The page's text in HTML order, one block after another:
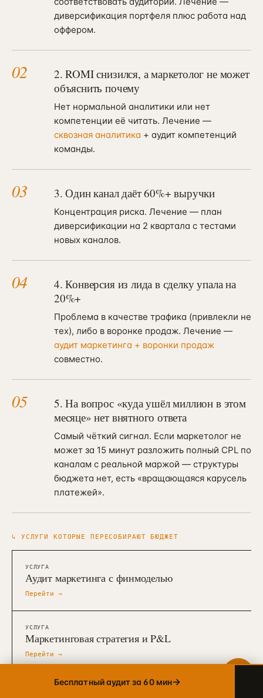
диверсификация портфеля плюс работа над
оффером.
02
2. ROMI снизился, а маркетолог не может
объяснить почему
Нет нормальной аналитики или нет
компетенции её читать. Лечение —
сквозная аналитика + аудит компетенций
команды.
03 3. Один канал даёт 60%+ выручки
Концентрация риска. Лечение — план
диверсификации на 2 квартала с тестами
новых каналов.
04
4. Конверсия из лида в сделку упала на
20%+
Проблема в качестве трафика (привлекли не
тех), либо в воронке продаж. Лечение —
аудит маркетинга + воронки продаж
совместно.
05
5. На вопрос «куда ушёл миллион в этом
месяце» нет внятного ответа
Самый чёткий сигнал. Если маркетолог не
может за 15 минут разложить полный CPL по
каналам с реальной маржой — структуры
бюджета нет, есть «вращающаяся карусель
платежей».
↳ УСЛУГИ КОТОРЫЕ ПЕРЕСОБИРАЮТ БЮДЖЕТ
УСЛУГА
Аудит маркетинга с финмоделью
Перейти →
УСЛУГА
Маркетинговая стратегия и P&L
Перейти →
Telegram
+7 905 456-75-58 · ОТВЕТИМ В ТЕЧЕНИЕ ЧАСА
MAX
+7 905 456-75-58 · РОССИЙСКИЙ МЕССЕНДЖЕР
8 800 600·80·96
info@упакуем.рф
Бесплатный аудит за 60 мин→